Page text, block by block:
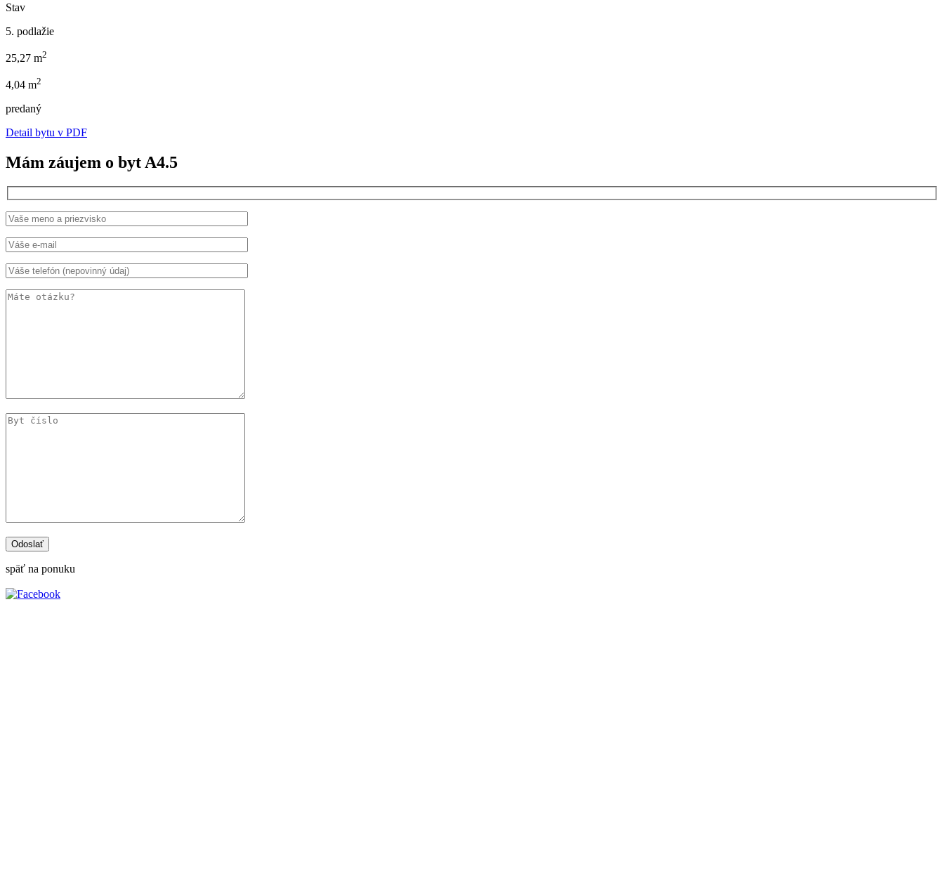
Stav
5. podlažie
25,27 m2
4,04 m2
predaný
Detail bytu v PDF
Mám záujem o byt A4.5
späť na ponuku